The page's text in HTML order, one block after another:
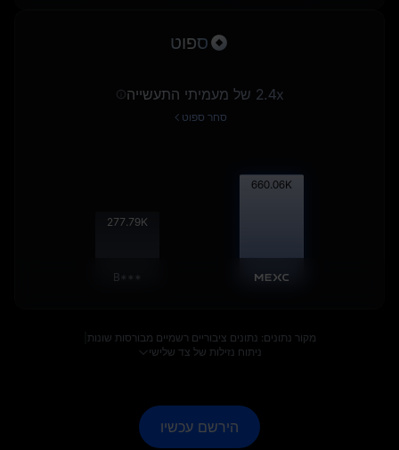
ספוט
2.4x של מעמיתי התעשייה
סחר ספוט
660.71K
278.06K
B***
מקור נתונים: נתונים ציבוריים רשמיים מבורסות שונות
ניתוח נזילות של צד שלישי
הירשם עכשיו